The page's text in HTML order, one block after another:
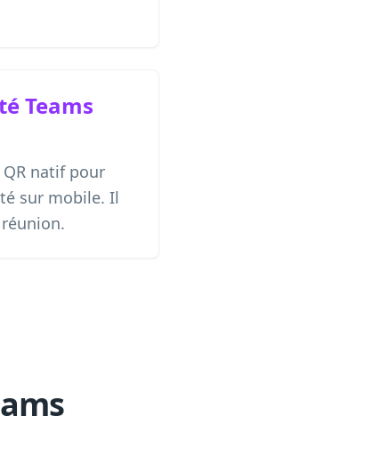
Teams
natif pour
sur mobile. Il